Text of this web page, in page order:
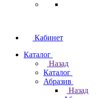
Кабинет
Каталог
Назад
Каталог
Абразив
Назад